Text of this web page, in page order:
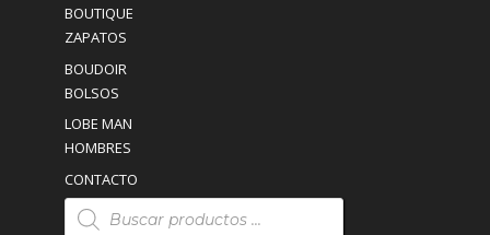
BOUTIQUE
ZAPATOS
BOUDOIR
BOLSOS
LOBE MAN
HOMBRES
CONTACTO
Búsqueda